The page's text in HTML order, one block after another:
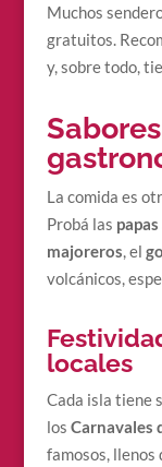
Muchos
gratuitos.
y, sobre todo,
La comida es
Probá las
majoreros, el
volcánicos,
locales
Cada isla tiene
los Carnavales
famosos, llenos